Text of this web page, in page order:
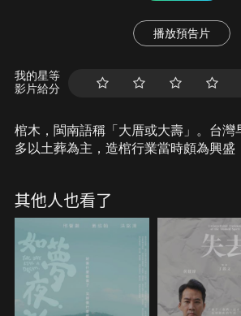
播放預告片
我的星等
影片給分
棺木，閩南語稱「大厝或大壽」。台灣
多以土葬為主，造棺行業當時頗為興盛
11點後才能休息，對一個10多歲孩子實
們秉持老師傅手把手教工夫，存善念「
旅途最終的「大厝」。
其他人也看了